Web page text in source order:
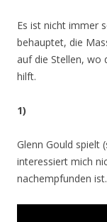
Es ist nicht immer
behauptet, die
auf die Stellen, wo
hilft.
1)
Glenn Gould spielt
interessiert mich
nachempfunden ist.